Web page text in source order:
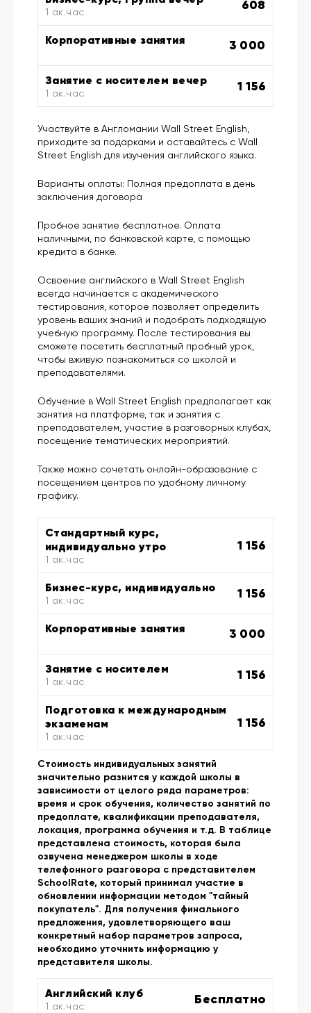
1 ак.час 608
Корпоративные занятия 3 000
Занятие с носителем вечер
1 ак.час 1 156
Участвуйте в Англомании Wall Street English,
приходите за подарками и оставайтесь с Wall
Street English для изучения английского языка.
Варианты оплаты: Полная предоплата в день
заключения договора
Пробное занятие бесплатное. Оплата
наличными, по банковской карте, с помощью
кредита в банке.
Освоение английского в Wall Street English
всегда начинается с академического
тестирования, которое позволяет определить
уровень ваших знаний и подобрать подходящую
учебную программу. После тестирования вы
сможете посетить бесплатный пробный урок,
чтобы вживую познакомиться со школой и
преподавателями.
Обучение в Wall Street English предполагает как
занятия на платформе, так и занятия с
преподавателем, участие в разговорных клубах,
посещение тематических мероприятий.
Также можно сочетать онлайн-образование с
посещением центров по удобному личному
графику.
Стандартный курс,
индивидуально утро
1 ак.час
1 156
Бизнес-курс, индивидуально
1 ак.час 1 156
Корпоративные занятия 3 000
Занятие с носителем
1 ак.час 1 156
Подготовка к международным
экзаменам
1 ак.час
1 156
Стоимость индивидуальных занятий
значительно разнится у каждой школы в
зависимости от целого ряда параметров:
время и срок обучения, количество занятий по
предоплате, квалификации преподавателя,
локация, программа обучения и т.д. В таблице
представлена стоимость, которая была
озвучена менеджером школы в ходе
телефонного разговора с представителем
SchoolRate, который принимал участие в
обновлении информации методом "тайный
покупатель". Для получения финального
предложения, удовлетворяющего ваш
конкретный набор параметров запроса,
необходимо уточнить информацию у
представителя школы.
Английский клуб
1 ак.час Бесплатно